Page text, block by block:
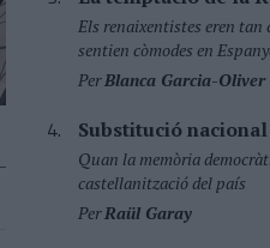
Els renaixentistes eren tan
sentien còmodes en
PerBlanca Garcia-Oliver
Substitució nacional
Quan la memòria
castellanització del país
PerRaül Garay